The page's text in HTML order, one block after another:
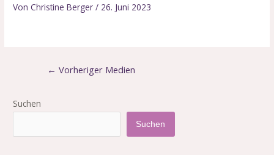
VonChristine Berger/ 26. Juni 2023
← Vorheriger Medien
Suchen
Suchen